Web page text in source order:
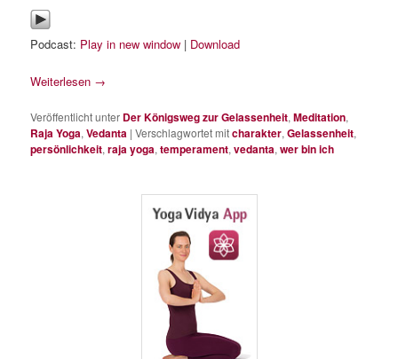
Podcast: Play in new window | Download
Weiterlesen →
Veröffentlicht unter Der Königsweg zur Gelassenheit,Meditation,
Raja Yoga,Vedanta |Verschlagwortet mitcharakter,Gelassenheit,
persönlichkeit,raja yoga,temperament,vedanta,wer bin ich